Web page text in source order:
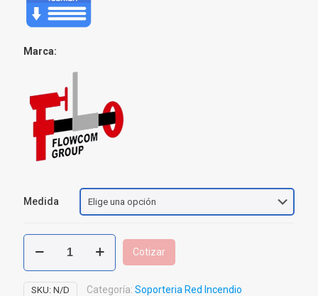
Marca:
Medida
Soporte
Antisísmico
Lateral
cantidad
Cotizar
SKU: N/D Categoría: Soporteria Red Incendio